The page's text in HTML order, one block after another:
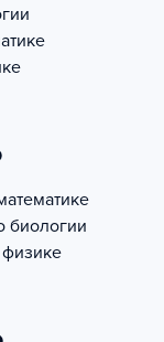
биологии